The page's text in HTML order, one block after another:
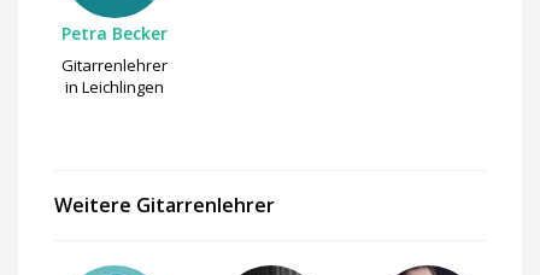
Petra Becker
Gitarrenlehrer
in Leichlingen
Weitere Gitarrenlehrer